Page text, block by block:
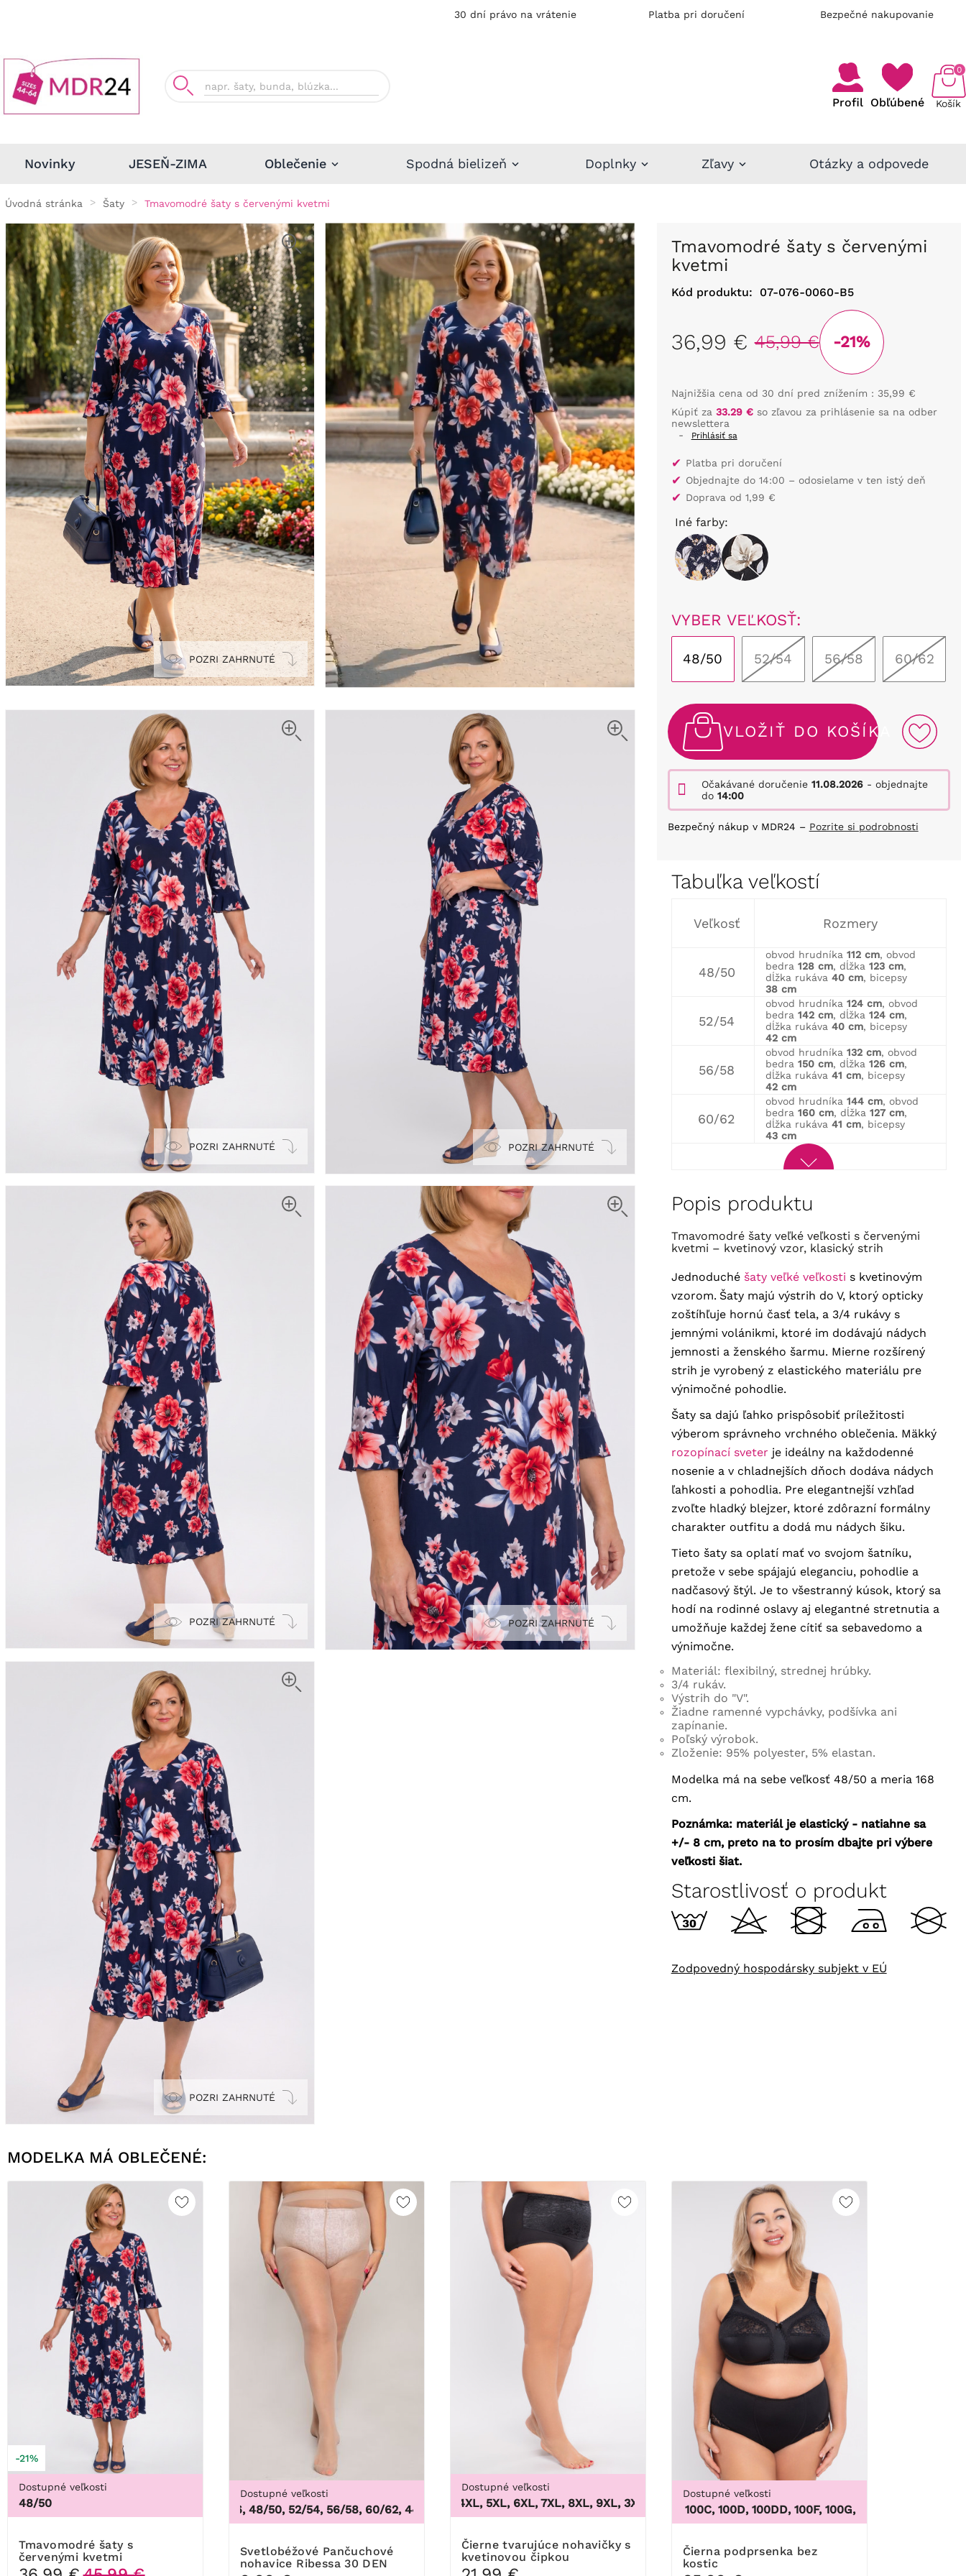
30 dní právo na vrátenie Platba pri doručení Bezpečné nakupovanie
Profil Obľúbené Košík
0
Novinky JESEŇ-ZIMA Oblečenie Spodná bielizeň Doplnky Zľavy Otázky a odpovede
Úvodná stránka Šaty Tmavomodré šaty s červenými kvetmi
POZRI ZAHRNUTÉ
POZRI ZAHRNUTÉ POZRI ZAHRNUTÉ
POZRI ZAHRNUTÉ POZRI ZAHRNUTÉ
POZRI ZAHRNUTÉ
Tmavomodré šaty s červenými
kvetmi
Kód produktu: 07-076-0060-B5
36,99 € 45,99 € -21%
Najnižšia cena od 30 dní pred znížením : 35,99 €
Kúpiť za 33.29 €so zľavou za prihlásenie sa na odber
newslettera
-
Prihlásiť sa
✔ Platba pri doručení
✔ Objednajte do 14:00 – odosielame v ten istý deň
✔ Doprava od 1,99 €
Iné farby:
VYBER VEĽKOSŤ:
48/50 52/54 56/58 60/62
VLOŽIŤ DO KOŠÍKA
Očakávané doručenie 11.08.2026- objednajte
do 14:00
Bezpečný nákup v MDR24 – Pozrite si podrobnosti
Tabuľka veľkostí
Veľkosť Rozmery
48/50
obvod hrudníka 112 cm, obvod
bedra 128 cm, dĺžka 123 cm,
dĺžka rukáva 40 cm, bicepsy
38 cm
52/54
obvod hrudníka 124 cm, obvod
bedra 142 cm, dĺžka 124 cm,
dĺžka rukáva 40 cm, bicepsy
42 cm
56/58
obvod hrudníka 132 cm, obvod
bedra 150 cm, dĺžka 126 cm,
dĺžka rukáva 41 cm, bicepsy
42 cm
60/62
obvod hrudníka 144 cm, obvod
bedra 160 cm, dĺžka 127 cm,
dĺžka rukáva 41 cm, bicepsy
43 cm
Popis produktu
Tmavomodré šaty veľké veľkosti s červenými
kvetmi – kvetinový vzor, ​​klasický strih
Jednoduché šaty veľké veľkosti s kvetinovým
vzorom. Šaty majú výstrih do V, ktorý opticky
zoštíhľuje hornú časť tela, a 3/4 rukávy s
jemnými volánikmi, ktoré im dodávajú nádych
jemnosti a ženského šarmu. Mierne rozšírený
strih je vyrobený z elastického materiálu pre
výnimočné pohodlie.
Šaty sa dajú ľahko prispôsobiť príležitosti
výberom správneho vrchného oblečenia. Mäkký
rozopínací sveter je ideálny na každodenné
nosenie a v chladnejších dňoch dodáva nádych
ľahkosti a pohodlia. Pre elegantnejší vzhľad
zvoľte hladký blejzer, ktoré zdôrazní formálny
charakter outfitu a dodá mu nádych šiku.
Tieto šaty sa oplatí mať vo svojom šatníku,
pretože v sebe spájajú eleganciu, pohodlie a
nadčasový štýl. Je to všestranný kúsok, ktorý sa
hodí na rodinné oslavy aj elegantné stretnutia a
umožňuje každej žene cítiť sa sebavedomo a
výnimočne.
Materiál: flexibilný, strednej hrúbky.
3/4 rukáv.
Výstrih do "V".
Žiadne ramenné vypchávky, podšívka ani
zapínanie.
Poľský výrobok.
Zloženie: 95% polyester, 5% elastan.
Modelka má na sebe veľkosť 48/50 a meria 168
cm.
Poznámka: materiál je elastický - natiahne sa
+/- 8 cm, preto na to prosím dbajte pri výbere
veľkosti šiat.
Starostlivosť o produkt
Zodpovedný hospodársky subjekt v EÚ
MODELKA MÁ OBLEČENÉ:
-21%
Dostupné veľkosti
48/50
Tmavomodré šaty s
červenými kvetmi
Dostupné veľkosti
44/46, 48/50, 52/54, 56/58, 60/62,44/46, 48/50, 52/54, 56/58, 60/62
Svetlobéžové Pančuchové
nohavice Ribessa 30 DEN
Dostupné veľkosti
3XL, 4XL, 5XL, 6XL, 7XL, 8XL, 9XL,3XL, 4XL, 5XL, 6XL, 7XL, 8XL, 9XL
Čierne tvarujúce nohavičky s
kvetinovou čipkou
Dostupné veľkosti
100B, 100C, 100D, 100DD, 100F, 100G, 100H, 100I, 100J, 100K,
Čierna podprsenka bez
kostic